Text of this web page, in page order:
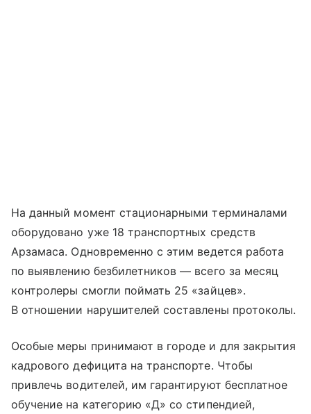
На данный момент стационарными терминалами
оборудовано уже 18 транспортных средств
Арзамаса. Одновременно с этим ведется работа
по выявлению безбилетников — всего за месяц
контролеры смогли поймать 25 «зайцев».
В отношении нарушителей составлены протоколы.
Особые меры принимают в городе и для закрытия
кадрового дефицита на транспорте. Чтобы
привлечь водителей, им гарантируют бесплатное
обучение на категорию «Д» со стипендией,